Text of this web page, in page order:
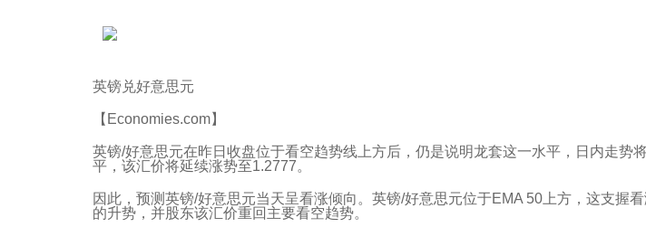
英镑兑好意思元
【Economies.com】
英镑/好意思元在昨日收盘位于看空趋势线上方后，仍是说明龙套这一水平，日内走
平，该汇价将延续涨势至1.2777。
因此，预测英镑/好意思元当天呈看涨倾向。英镑/好意思元位于EMA 50上方，这支握
的升势，并股东该汇价重回主要看空趋势。